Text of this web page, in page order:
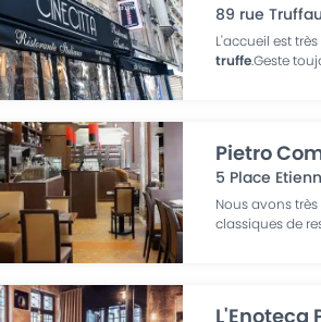
89 rue
L'accueil est
truffe.Geste
Pietro
5 Place
Nous avons
classiques de
L'Enoteca